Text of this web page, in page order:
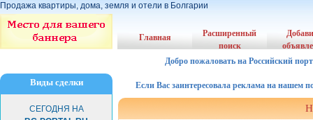
Продажа квартиры, дома, земля и отели в Болгарии
Виды сделки
СЕГОДНЯ НА
Главная
Расширенный
поиск
Добро пожаловать на Российский
Если Вас заинтересовала реклама на нашем